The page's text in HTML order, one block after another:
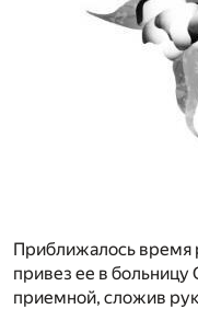
Приближалось время
привез ее в
приемной, сложив